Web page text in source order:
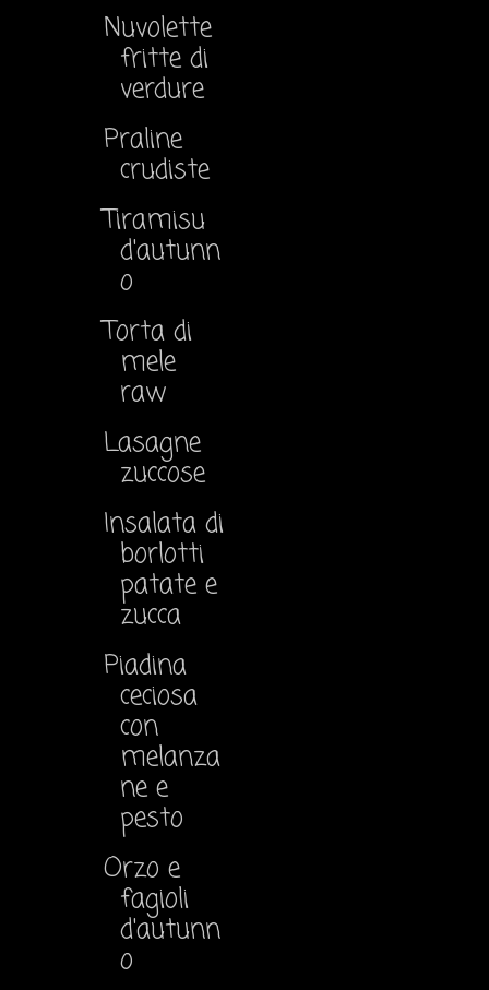
Nuvolette
fritte di
verdure
Praline
crudiste
Tiramisu
d'autunn
o
Torta di
mele
raw
Lasagne
zuccose
Insalata di
borlotti
patate e
zucca
Piadina
ceciosa
con
melanza
ne e
pesto
Orzo e
fagioli
d'autunn
o